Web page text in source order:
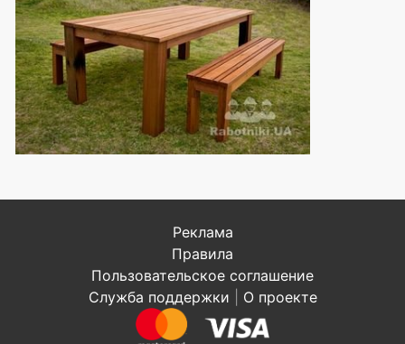
Реклама
Правила
Пользовательское соглашение
Служба поддержки
О проекте